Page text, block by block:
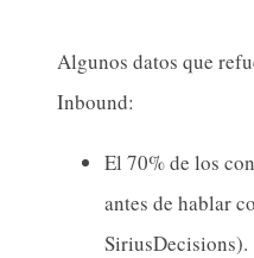
Algunos datos que
Inbound:
El 70% de los
antes de hablar
SiriusDecisions).